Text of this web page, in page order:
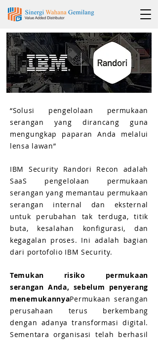
“Solusi pengelolaan permukaan
serangan yang dirancang guna
mengungkap paparan Anda melalui
lensa lawan”
IBM Security Randori Recon adalah
SaaS pengelolaan permukaan
serangan yang memantau permukaan
serangan internal dan eksternal
untuk perubahan tak terduga, titik
buta, kesalahan konfigurasi, dan
kegagalan proses. Ini adalah bagian
dari portofolio IBM Security.
Temukan risiko permukaan
serangan Anda, sebelum penyerang
menemukannyaPermukaan serangan
perusahaan terus berkembang
dengan adanya transformasi digital.
Sementara organisasi telah berhasil